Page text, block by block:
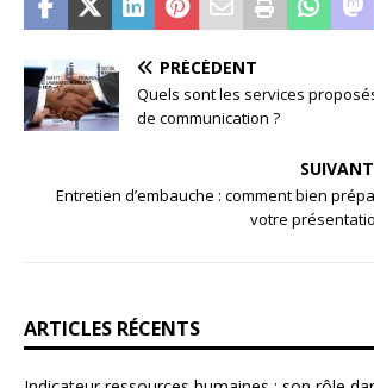
PRÉCÉDENT
Quels sont les services
de communication ?
SUIVANT
Entretien d’embauche : comment bien
votre
ARTICLES RÉCENTS